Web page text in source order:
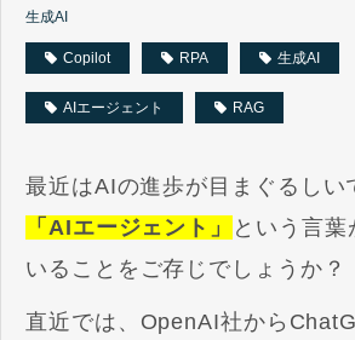
生成AI
Copilot RPA 生成AI
AIエージェント RAG
最近はAIの進歩が目まぐるしい
「AIエージェント」
という言葉
いることをご存じでしょうか？
直近では、OpenAI社から